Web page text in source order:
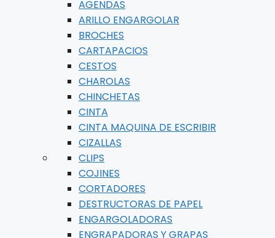
AGENDAS
ARILLO ENGARGOLAR
BROCHES
CARTAPACIOS
CESTOS
CHAROLAS
CHINCHETAS
CINTA
CINTA MAQUINA DE ESCRIBIR
CIZALLAS
CLIPS
COJINES
CORTADORES
DESTRUCTORAS DE PAPEL
ENGARGOLADORAS
ENGRAPADORAS Y GRAPAS